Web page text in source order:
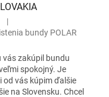
|
bundy POLAR
vás zakúpil bundu
spokojný. Je
od vás kúpim ďalšie
na Slovensku. Chcel